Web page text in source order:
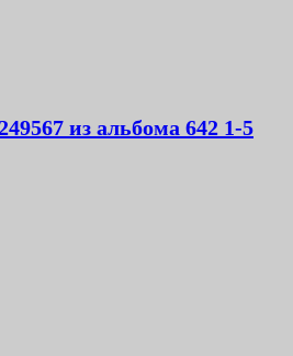
из альбома 642 1-5